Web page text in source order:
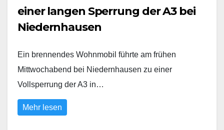
einer langen Sperrung der A3 bei
Niedernhausen
Ein brennendes Wohnmobil führte am frühen
Mittwochabend bei Niedernhausen zu einer
Vollsperrung der A3 in…
Mehr lesen